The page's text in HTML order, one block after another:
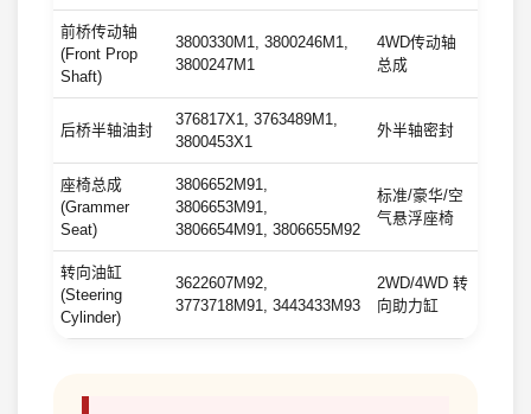
前桥传动轴
(Front Prop
Shaft)
3800330M1, 3800246M1,
3800247M1
4WD传动轴
总成
后桥半轴油封
376817X1, 3763489M1,
3800453X1
外半轴密封
座椅总成
(Grammer
Seat)
3806652M91,
3806653M91,
3806654M91, 3806655M92
标准/豪华/空
气悬浮座椅
转向油缸
(Steering
Cylinder)
3622607M92,
3773718M91, 3443433M93
2WD/4WD 转
向助力缸